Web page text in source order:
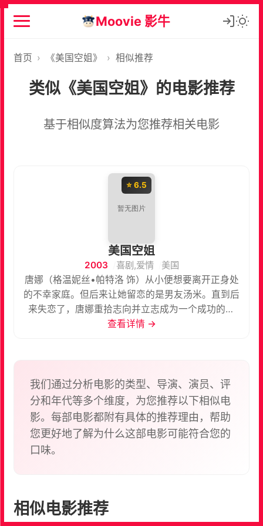
Moovie 影牛
首页 › 《美国空姐》 › 相似推荐
类似《美国空姐》的电影推荐
基于相似度算法为您推荐相关电影
⭐ 6.5
美国空姐
2003 喜剧,爱情
美国
唐娜（格温妮丝•帕特洛 饰）从小便想要离开正身处
的不幸家庭。但后来让她留恋的是男友汤米。直到后
来失恋了，唐娜重拾志向并立志成为一个成功的空
姐。 刚开始所在的小公司，让唐娜吃了不少的苦头，
里斯丁（克里斯蒂娜•艾伯盖特 饰）都能去到国际航
班，这件事对唐娜的打击很大。 事业上虽不太如意，
当她重新遇到了爱情，她感觉男友泰德（马克•鲁弗
洛 饰）为她带来了幸福感。而后，她终于知道了为何
克里斯丁为何能飞国际航线了，原来是她调换了自己
与唐娜的试卷。 好胜的唐娜当然不会就此罢休，她一
击。唐娜感觉自己与泰德之间的距离也在拉开……
查看详情 →
我们通过分析电影的类型、导演、演员、评
分和年代等多个维度，为您推荐以下相似电
影。每部电影都附有具体的推荐理由，帮助
您更好地了解为什么这部电影可能符合您的
口味。
相似电影推荐